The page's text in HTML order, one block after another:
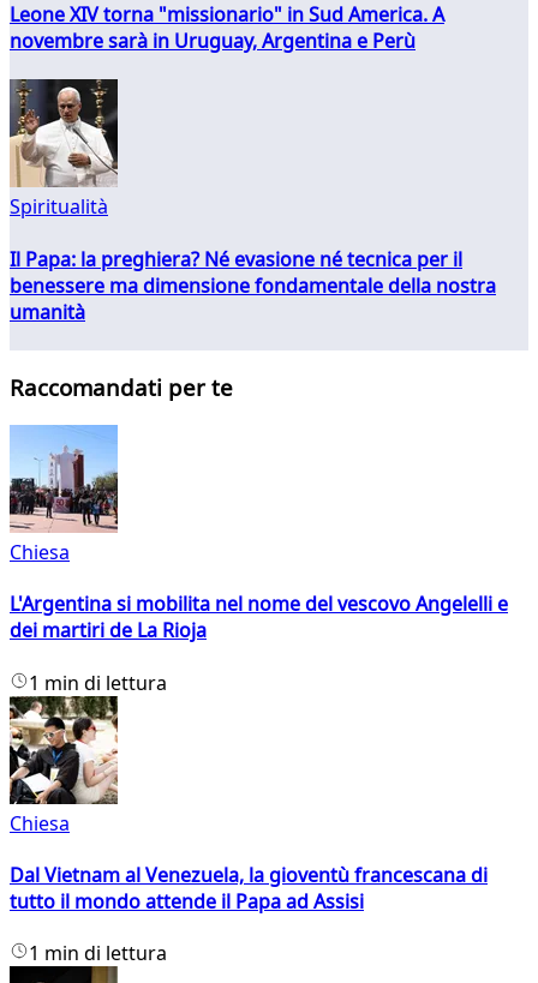
Leone XIV torna "missionario" in Sud America. A
novembre sarà in Uruguay, Argentina e Perù
Spiritualità
Il Papa: la preghiera? Né evasione né tecnica per il
benessere ma dimensione fondamentale della nostra
umanità
Raccomandati per te
Chiesa
L'Argentina si mobilita nel nome del vescovo Angelelli e
dei martiri de La Rioja
1 min di lettura
Chiesa
Dal Vietnam al Venezuela, la gioventù francescana di
tutto il mondo attende il Papa ad Assisi
1 min di lettura